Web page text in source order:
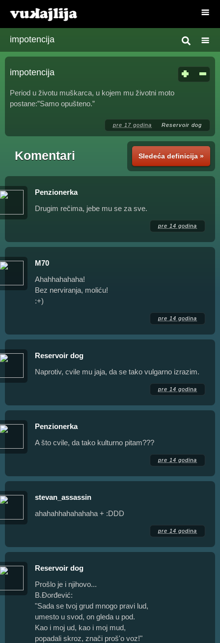
impotencija
impotencija
Period u životu muškarca, u kojem mu životni moto
postane:”Samo opušteno.”
pre 17 godina Reservoir dog
Sledeća definicija »
Komentari
Penzionerka
Drugim rečima, jebe mu se za sve.
pre 14 godina
M70
Ahahhahahaha!
Bez nerviranja, moliću!
:+)
pre 14 godina
Reservoir dog
Naprotiv, cvile mu jaja, da se tako vulgarno izrazim.
pre 14 godina
Penzionerka
A što cvile, da tako kulturno pitam???
pre 14 godina
stevan_assassin
ahahahhahahahaha + :DDD
pre 14 godina
Reservoir dog
Prošlo je i njihovo...
B.Đorđević:
"Sada se tvoj grud mnogo pravi lud,
umesto u svod, on gleda u pod.
Kao i moj ud, kao i moj mud,
popadali skroz, znači proš'o voz!"